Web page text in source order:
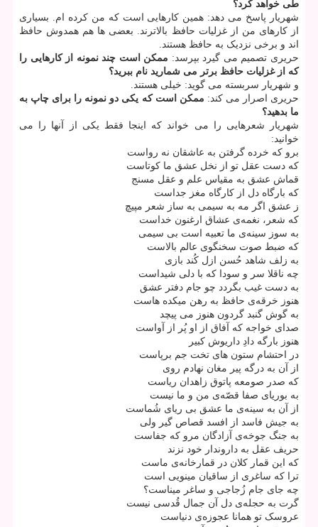
طی خواهد کرد؟
شهریار پاسخ می دهد: همین کارهایی است که من کرده ام. بسیاری
از کارهای من از غزلیات حافظ بالاترند. بعضی ها هم همدوش حافظ
اند و برخی نزدیک به حافظ هستند.
حریری تصمیم می گیرد بپرسد: ممکن است چند نمونه از کارهایی را
که از غزلیات حافظ برتر می شمارید نام ببرید؟
و شهریار سربسته می گوید: خیلی هستند.
حریری اصرار می کند: ممکن است که یکی دو نمونه را برای چاپ به
ما بدهید؟
شهریار شعرهایی را می خواند که اینجا فقط یکی از آنها را می
خوانید:
برو که خرده گرفتن به عاشقان نه رواست
که دست عقل تو از نخل عشق ما کوتاست
قماش عشق به مقیاس علم و عقل مسنج
که بارگاه دل از کارگاه مغز جداست
ز عشق اگر مه به سیمی به ساز شعر مپیچ
که شعر، نغمه‌ی عشاق ارغنون خداست
به سوز سینه‌ی ما تعبیه است بی سیمی
که ضبط صوت سخنگوی عالم بالاست
به زلف شاهد حُسن ازل کُند بازی
چه ناقلا سر و سودا که با دلی شیداست
به دست غیب بگردد چو جام دفتر عشق
هنوز خرقه‌ی حافظ به رهن میکده هاست
به گوش گنبد گردون هنوز می پیچد
صدای خواجه که آفاق از او پُر از آواست
هنوز بارگه دادِ داریوش کبیر
در احتشام ستون های تخت جم برپاست
از آن به درگه پیر مغان نهادم روی
که صدر صومعه پاتوق زاهدان ریاست
به بوریای صفا قصّه‌ی من و ما نیست
از آن به سینه‌ی ما عشق بی ریای شُماست
به جیش فاسد از افسد قصاص گیر ولی
به جنگ جوخه‌ی آزادگان مرو که جفاست
حریف عقل به داروندار خود نزند
که این قمار کلان در قمارخانه‌ی ماست
ترا که ساغری از ساقیان مینویی است
چه جای جام زُجاجی و ساغر میناست؟
گرت به حجله‌ی دل آن جمال قُدسی نیست
عروسک تو همانا عجوزه‌ی دنیاست